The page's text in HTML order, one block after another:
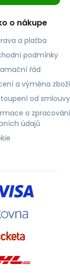
o nákupe
a platba
podmínky
řád
a výměna zboží
od smlouvy
o zpracování
údajů